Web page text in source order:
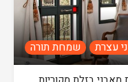
עצרת שמחת תורה